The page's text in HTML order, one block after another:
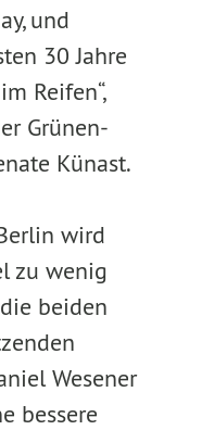
und
30 Jahre
Reifen“,
Grünen-
Künast.
wird
zu wenig
beiden
Wesener
bessere